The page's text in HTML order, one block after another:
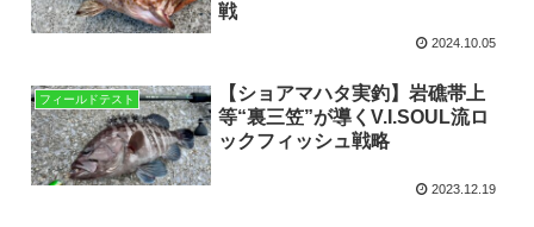
戦
2024.10.05
フィールドテスト
【ショアマハタ実釣】岩礁帯上
等“裏三笠”が導くV.I.SOUL流ロ
ックフィッシュ戦略
2023.12.19